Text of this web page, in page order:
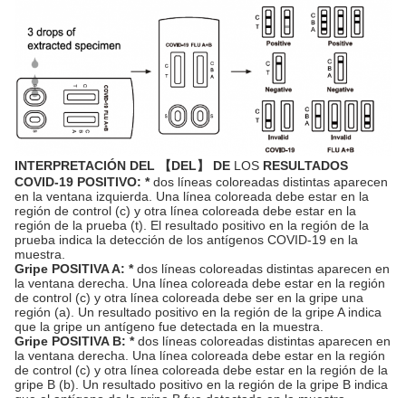
INTERPRETACIÓN DEL 【DEL】 DE LOS RESULTADOS
COVID-19 POSITIVO: *dos líneas coloreadas distintas aparecen
en la ventana izquierda. Una línea coloreada debe estar en la
región de control (c) y otra línea coloreada debe estar en la
región de la prueba (t). El resultado positivo en la región de la
prueba indica la detección de los antígenos COVID-19 en la
muestra.
Gripe POSITIVA A: *dos líneas coloreadas distintas aparecen en
la ventana derecha. Una línea coloreada debe estar en la región
de control (c) y otra línea coloreada debe ser en la gripe una
región (a). Un resultado positivo en la región de la gripe A indica
que la gripe un antígeno fue detectada en la muestra.
Gripe POSITIVA B: *dos líneas coloreadas distintas aparecen en
la ventana derecha. Una línea coloreada debe estar en la región
de control (c) y otra línea coloreada debe estar en la región de la
gripe B (b). Un resultado positivo en la región de la gripe B indica